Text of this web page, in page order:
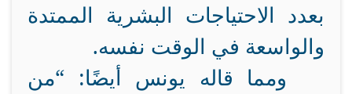
بعدد الاحتياجات البشرية الممتدة
والواسعة في الوقت نفسه.
ومما قاله يونس أيضًا: “من